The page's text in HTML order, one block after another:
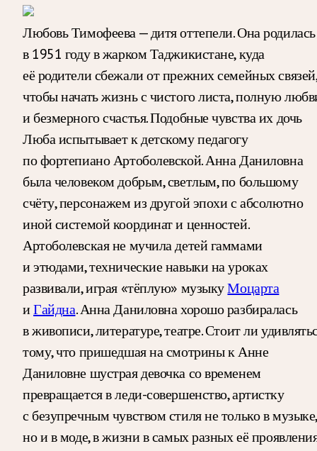
Любовь Тимофеева — дитя оттепели. Она родилась
в 1951 году в жарком Таджикистане, куда
её родители сбежали от прежних семейных связей,
чтобы начать жизнь с чистого листа, полную
и безмерного счастья. Подобные чувства их дочь
Люба испытывает к детскому педагогу
по фортепиано Артоболевской. Анна Даниловна
была человеком добрым, светлым, по большому
счёту, персонажем из другой эпохи с абсолютно
иной системой координат и ценностей.
Артоболевская не мучила детей гаммами
и этюдами, технические навыки на уроках
развивали, играя «тёплую» музыкуМоцарта
иГайдна. Анна Даниловна хорошо разбиралась
в живописи, литературе, театре. Стоит ли
тому, что пришедшая на смотрины к Анне
Даниловне шустрая девочка со временем
превращается в леди-совершенство, артистку
с безупречным чувством стиля не только в музыке,
но и в моде, в жизни в самых разных её